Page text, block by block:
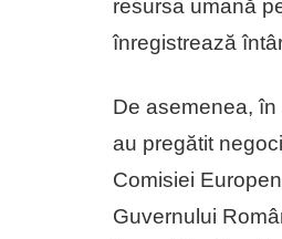
resursa umană
înregistrează
De asemenea,
au pregătit
Comisiei
Guvernului